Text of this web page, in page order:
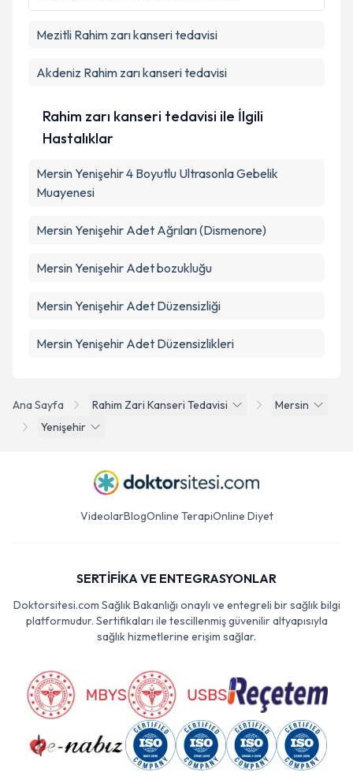
Ana Sayfa Rahim Zari Kanseri Tedavisi
Mersin
Yenişehir
Mezitli Rahim zarı kanseri tedavisi
Akdeniz Rahim zarı kanseri tedavisi
Rahim zarı kanseri tedavisi ile İlgili
Hastalıklar
Mersin Yenişehir 4 Boyutlu Ultrasonla Gebelik
Muayenesi
Mersin Yenişehir Adet Ağrıları (Dismenore)
Mersin Yenişehir Adet bozukluğu
Mersin Yenişehir Adet Düzensizliği
Mersin Yenişehir Adet Düzensizlikleri
VideolarBlogOnline TerapiOnline Diyet
SERTİFİKA VE ENTEGRASYONLAR
Doktorsitesi.com Sağlık Bakanlığı onaylı ve entegreli bir sağlık bilgi
platformudur. Sertifikaları ile tescillenmiş güvenilir altyapısıyla
sağlık hizmetlerine erişim sağlar.